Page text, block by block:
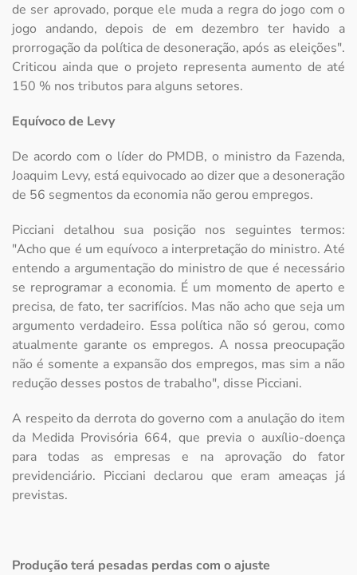
de ser aprovado, porque ele muda a regra do jogo com o
jogo andando, depois de em dezembro ter havido a
prorrogação da política de desoneração, após as eleições".
Criticou ainda que o projeto representa aumento de até
150 % nos tributos para alguns setores.
Equívoco de Levy
De acordo com o líder do PMDB, o ministro da Fazenda,
Joaquim Levy, está equivocado ao dizer que a desoneração
de 56 segmentos da economia não gerou empregos.
Picciani detalhou sua posição nos seguintes termos:
"Acho que é um equívoco a interpretação do ministro. Até
entendo a argumentação do ministro de que é necessário
se reprogramar a economia. É um momento de aperto e
precisa, de fato, ter sacrifícios. Mas não acho que seja um
argumento verdadeiro. Essa política não só gerou, como
atualmente garante os empregos. A nossa preocupação
não é somente a expansão dos empregos, mas sim a não
redução desses postos de trabalho", disse Picciani.
A respeito da derrota do governo com a anulação do item
da Medida Provisória 664, que previa o auxílio-doença
para todas as empresas e na aprovação do fator
previdenciário. Picciani declarou que eram ameaças já
previstas.
Produção terá pesadas perdas com o ajuste